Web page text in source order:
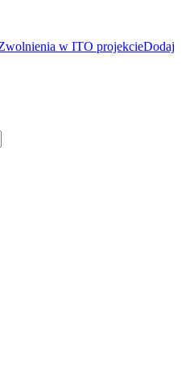
w ITO projekcieDodaj